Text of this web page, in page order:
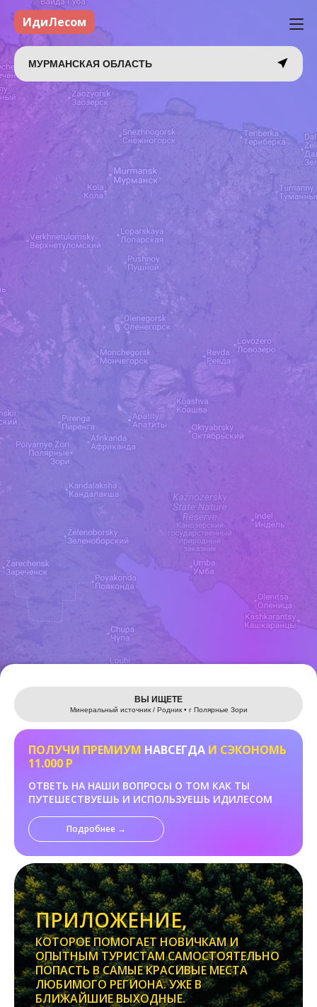
Leaflet
ИдиЛесом
МУРМАНСКАЯ ОБЛАСТЬ
ВЫ ИЩЕТЕ
Минеральный источник / Родник • г Полярные Зори
ПОЛУЧИ ПРЕМИУМ НАВСЕГДА И СЭКОНОМЬ
11.000 Р
ОТВЕТЬ НА НАШИ ВОПРОСЫ О ТОМ КАК ТЫ
ПУТЕШЕСТВУЕШЬ И ИСПОЛЬЗУЕШЬ ИДИЛЕСОМ
Подробнее →
ПРИЛОЖЕНИЕ,
КОТОРОЕ ПОМОГАЕТ НОВИЧКАМ И
ОПЫТНЫМ ТУРИСТАМ САМОСТОЯТЕЛЬНО
ПОПАСТЬ В САМЫЕ КРАСИВЫЕ МЕСТА
ЛЮБИМОГО РЕГИОНА. УЖЕ В
БЛИЖАЙШИЕ ВЫХОДНЫЕ.